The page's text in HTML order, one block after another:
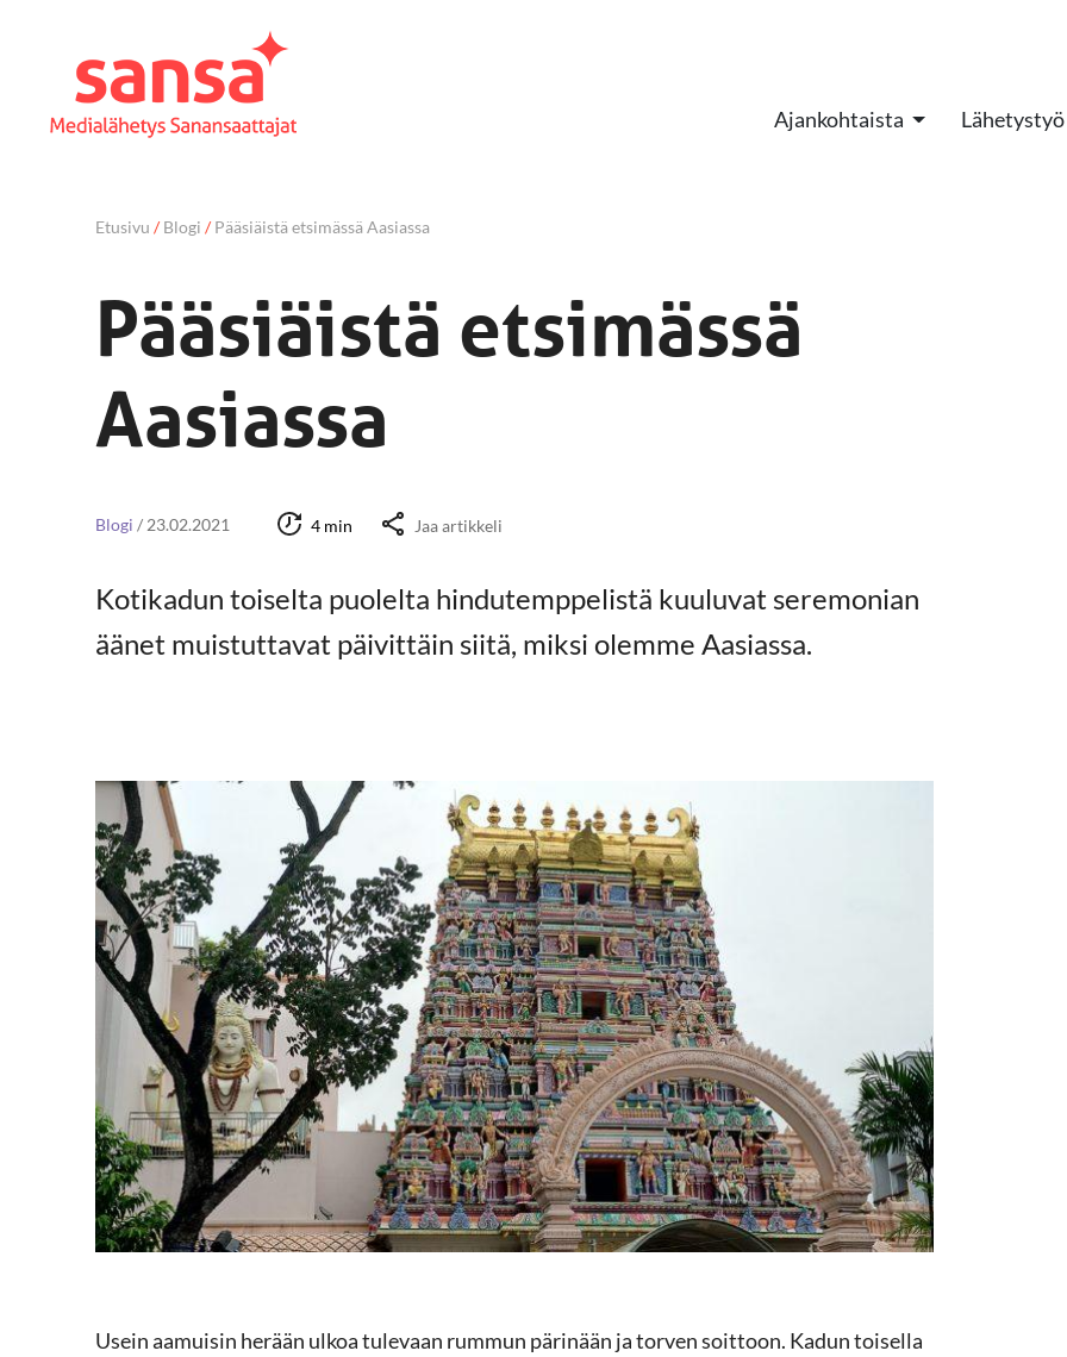
Ajankohtaista Lähetystyö
Etusivu /Blogi /Pääsiäistä etsimässä Aasiassa
Pääsiäistä etsimässä
Aasiassa
Blogi / 23.02.2021 4 min Jaa artikkeli
Kotikadun toiselta puolelta hindutemppelistä kuuluvat seremonian
äänet muistuttavat päivittäin siitä, miksi olemme Aasiassa.
Usein aamuisin herään ulkoa tulevaan rummun pärinään ja torven soittoon. Kadun toisella